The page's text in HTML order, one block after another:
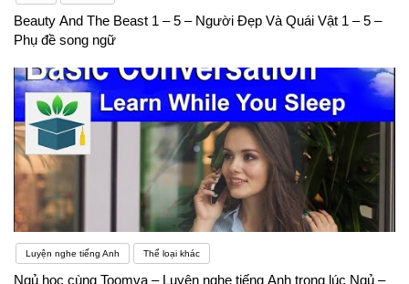
Beauty And The Beast 1 – 5 – Người Đẹp Và Quái Vật 1 – 5 –
Phụ đề song ngữ
Luyện nghe tiếng Anh Thể loại khác
Ngủ học cùng Toomva – Luyện nghe tiếng Anh trong lúc Ngủ –